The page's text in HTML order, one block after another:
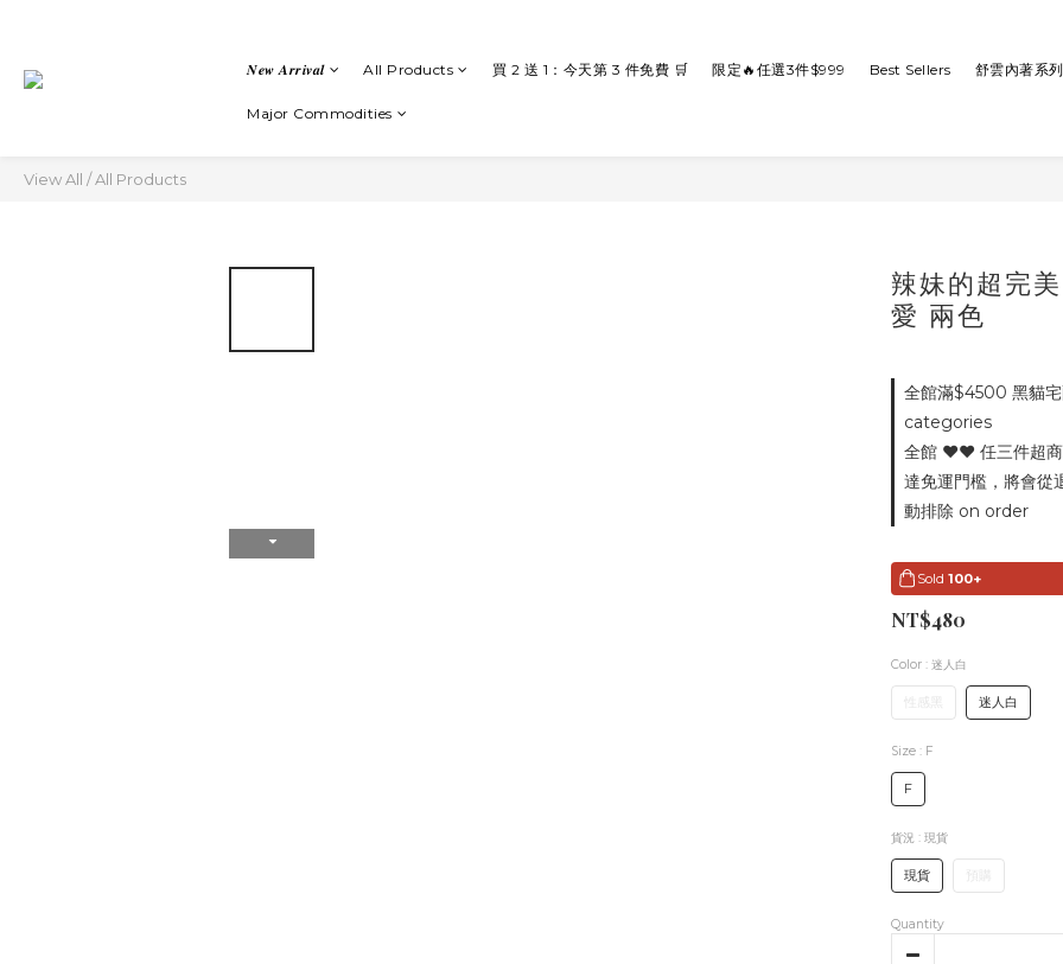
𝑵𝒆𝒘 𝑨𝒓𝒓𝒊𝒗𝒂𝒍 All Products 買 2 送 1：今天第 3 件免費 🛒 限定🔥任選3件$999 Best Sellers 舒雲內著系列
Major Commodities
View All /All Products
辣妹的超完
愛 兩色
全館滿$4500 黑貓
categories
全館 ♥♥ 任三件超
達免運門檻，將會從
動排除 on order
Sold 100+
NT$480
Color : 迷人白
迷人白
Size : F
F
貨況 : 現貨
現貨
Quantity